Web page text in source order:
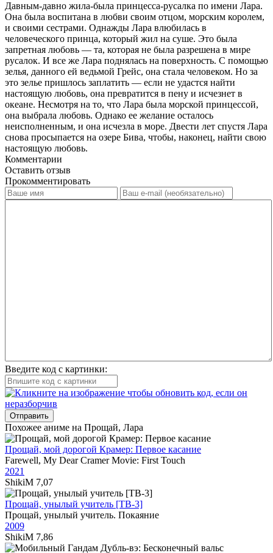
Давным-давно жила-была принцесса-русалка по имени Лара.
Она была воспитана в любви своим отцом, морским королем,
и своими сестрами. Однажды Лара влюбилась в
человеческого принца, который жил на суше. Это была
запретная любовь — та, которая не была разрешена в мире
русалок. И все же Лара поднялась на поверхность. С помощью
зелья, данного ей ведьмой Грейс, она стала человеком. Но за
это зелье пришлось заплатить — если не удастся найти
настоящую любовь, она превратится в пену и исчезнет в
океане. Несмотря на то, что Лара была морской принцессой,
она выбрала любовь. Однако ее желание осталось
неисполненным, и она исчезла в море. Двести лет спустя Лара
снова просыпается на озере Бива, чтобы, наконец, найти свою
настоящую любовь.
Комментарии
Оставить отзыв
Прокомментировать
Введите код с картинки:
Отправить
Похожее аниме на Прощай, Лара
Прощай, мой дорогой Крамер: Первое касание
Farewell, My Dear Cramer Movie: First Touch
2021
ShikiM 7,07
Прощай, унылый учитель [ТВ-3]
Прощай, унылый учитель. Покаяние
2009
ShikiM 7,86